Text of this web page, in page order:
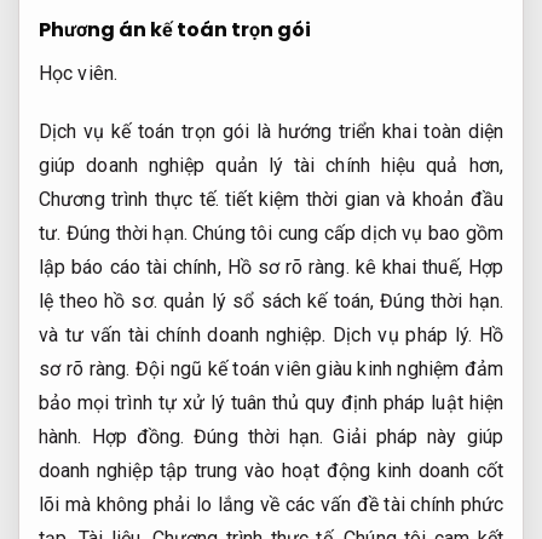
Phương án kế toán trọn gói
Học viên.
Dịch vụ kế toán trọn gói là hướng triển khai toàn diện
giúp doanh nghiệp quản lý tài chính hiệu quả hơn,
Chương trình thực tế. tiết kiệm thời gian và khoản đầu
tư. Đúng thời hạn. Chúng tôi cung cấp dịch vụ bao gồm
lập báo cáo tài chính, Hồ sơ rõ ràng. kê khai thuế, Hợp
lệ theo hồ sơ. quản lý sổ sách kế toán,Đúng thời hạn.
và tư vấn tài chính doanh nghiệp. Dịch vụ pháp lý. Hồ
sơ rõ ràng. Đội ngũ kế toán viên giàu kinh nghiệm đảm
bảo mọi trình tự xử lý tuân thủ quy định pháp luật hiện
hành.
Hợp đồng. Đúng thời hạn. Giải pháp này giúp
doanh nghiệp tập trung vào hoạt động kinh doanh cốt
lõi mà không phải lo lắng về các vấn đề tài chính phức